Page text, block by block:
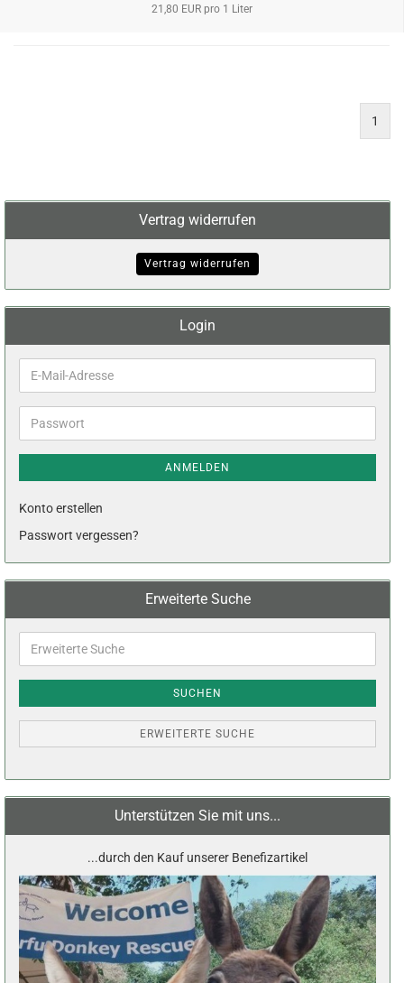
21,80 EUR pro 1 Liter
1
Vertrag widerrufen
Vertrag widerrufen
Login
E-
Mail-
Adresse
Passwort
ANMELDEN
Konto erstellen
Passwort vergessen?
Erweiterte Suche
Suche
SUCHEN
ERWEITERTE SUCHE
Unterstützen Sie mit uns...
...durch den Kauf unserer Benefizartikel